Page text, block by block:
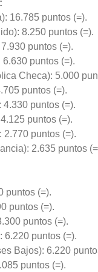
16.785 puntos (=).
8.250 puntos (=).
puntos (=).
puntos (=).
Checa): 5.000
puntos (=).
puntos (=).
puntos (=).
puntos (=).
2.635 puntos
puntos (=).
puntos (=).
puntos (=).
6.220 puntos (=).
Bajos): 6.220
puntos (=).